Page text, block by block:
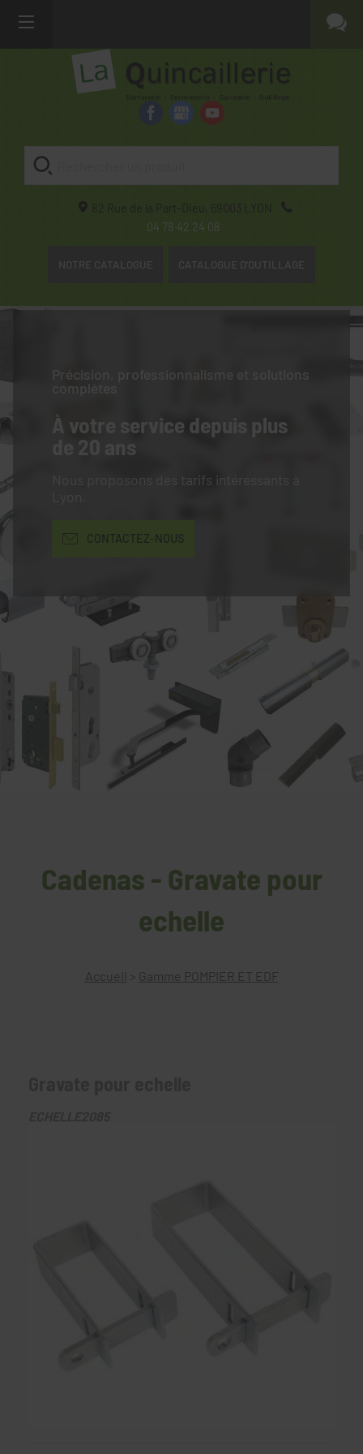
82 Rue de la Part-Dieu, 69003
LYON
04 78 42 24 08
NOTRE CATALOGUE CATALOGUE D'OUTILLAGE
Précision, professionnalisme et solutions
complètes
À votre service depuis plus
de 20 ans
Nous proposons des tarifs intéressants à
CONTACTEZ-NOUS
Cadenas - Gravate pour
echelle
Accueil > Gamme POMPIER ET EDF